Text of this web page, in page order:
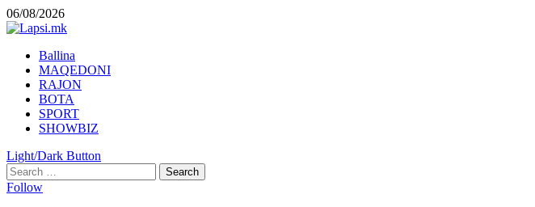
Skip
to
06/08/2026
Primary
Menu
Ballina
MAQEDONI
RAJON
BOTA
SPORT
SHOWBIZ
Light/Dark Button
Search
for:
Follow